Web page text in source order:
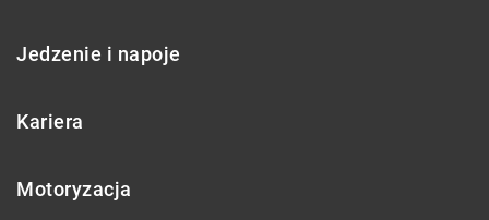
Jedzenie i napoje
Kariera
Motoryzacja